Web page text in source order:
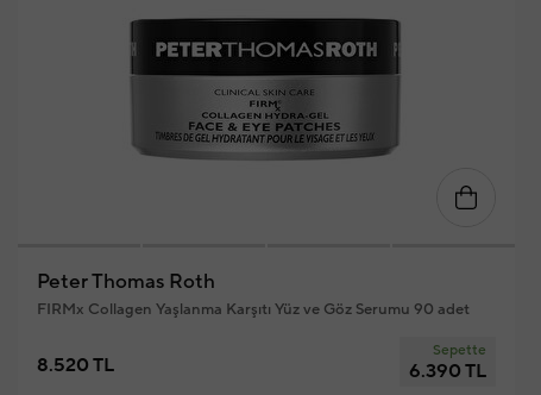
Peter Thomas Roth
FIRMx Collagen Yaşlanma Karşıtı Yüz ve Göz Serumu 90 adet
8.520 TL
Sepette
6.390 TL